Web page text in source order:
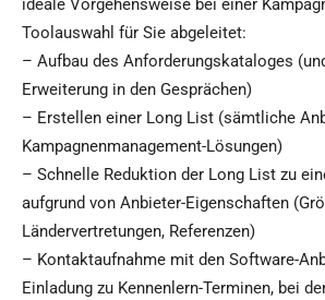
ideale Vorgehensweise bei einer
Toolauswahl für Sie abgeleitet:
– Aufbau des Anforderungskataloges
Erweiterung in den Gesprächen)
– Erstellen einer Long List (sämtliche
Kampagnenmanagement-Lösungen)
– Schnelle Reduktion der Long List zu
aufgrund von Anbieter-Eigenschaften
Ländervertretungen, Referenzen)
– Kontaktaufnahme mit den Software-
Einladung zu Kennenlern-Terminen, bei